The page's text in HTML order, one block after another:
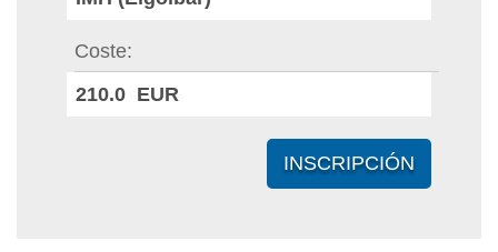
Coste
210.0 EUR
INSCRIPCIÓN